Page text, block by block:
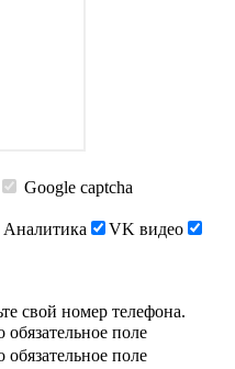
Google captcha
Аналитика
VK видео
свой номер телефона.
обязательное поле
обязательное поле